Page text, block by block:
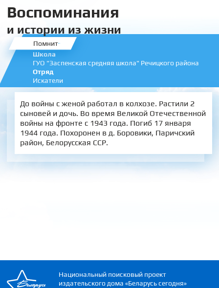
Воспоминания
и истории из жизни
Помнит
Школа
ГУО "Заспенская средняя школа" Речицкого района
Отряд
Искатели
До войны с женой работал в колхозе. Растили 2
сыновей и дочь. Во время Великой Отечественной
войны на фронте с 1943 года. Погиб 17 января
1944 года. Похоронен в д. Боровики, Паричский
район, Белорусская ССР.
Национальный поисковый проект
издательского дома «Беларусь сегодня»